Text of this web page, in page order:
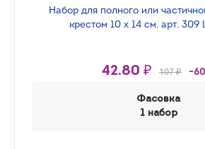
Набор для полного или
крестом 10 х 14 см, арт.
42.80 ₽ 107 ₽ -
Фасовка
1 набор